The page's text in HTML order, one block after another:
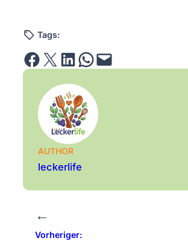
Tags:
Share on Facebook Email this Page Share on LinkedIn Share on WhatsApp Email this Page
AUTHOR
leckerlife
←
Vorheriger: